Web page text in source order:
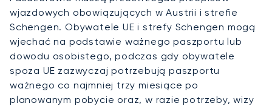
wjazdowych obowiązujących w Austrii i strefie
Schengen. Obywatele UE i strefy Schengen mogą
wjechać na podstawie ważnego paszportu lub
dowodu osobistego, podczas gdy obywatele
spoza UE zazwyczaj potrzebują paszportu
ważnego co najmniej trzy miesiące po
planowanym pobycie oraz, w razie potrzeby, wizy